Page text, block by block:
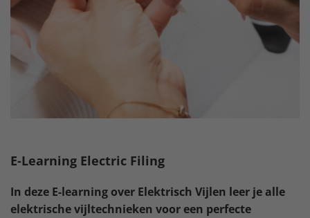
E-Learning Electric Filing
In deze E-learning over Elektrisch Vijlen leer je alle
elektrische vijltechnieken voor een perfecte